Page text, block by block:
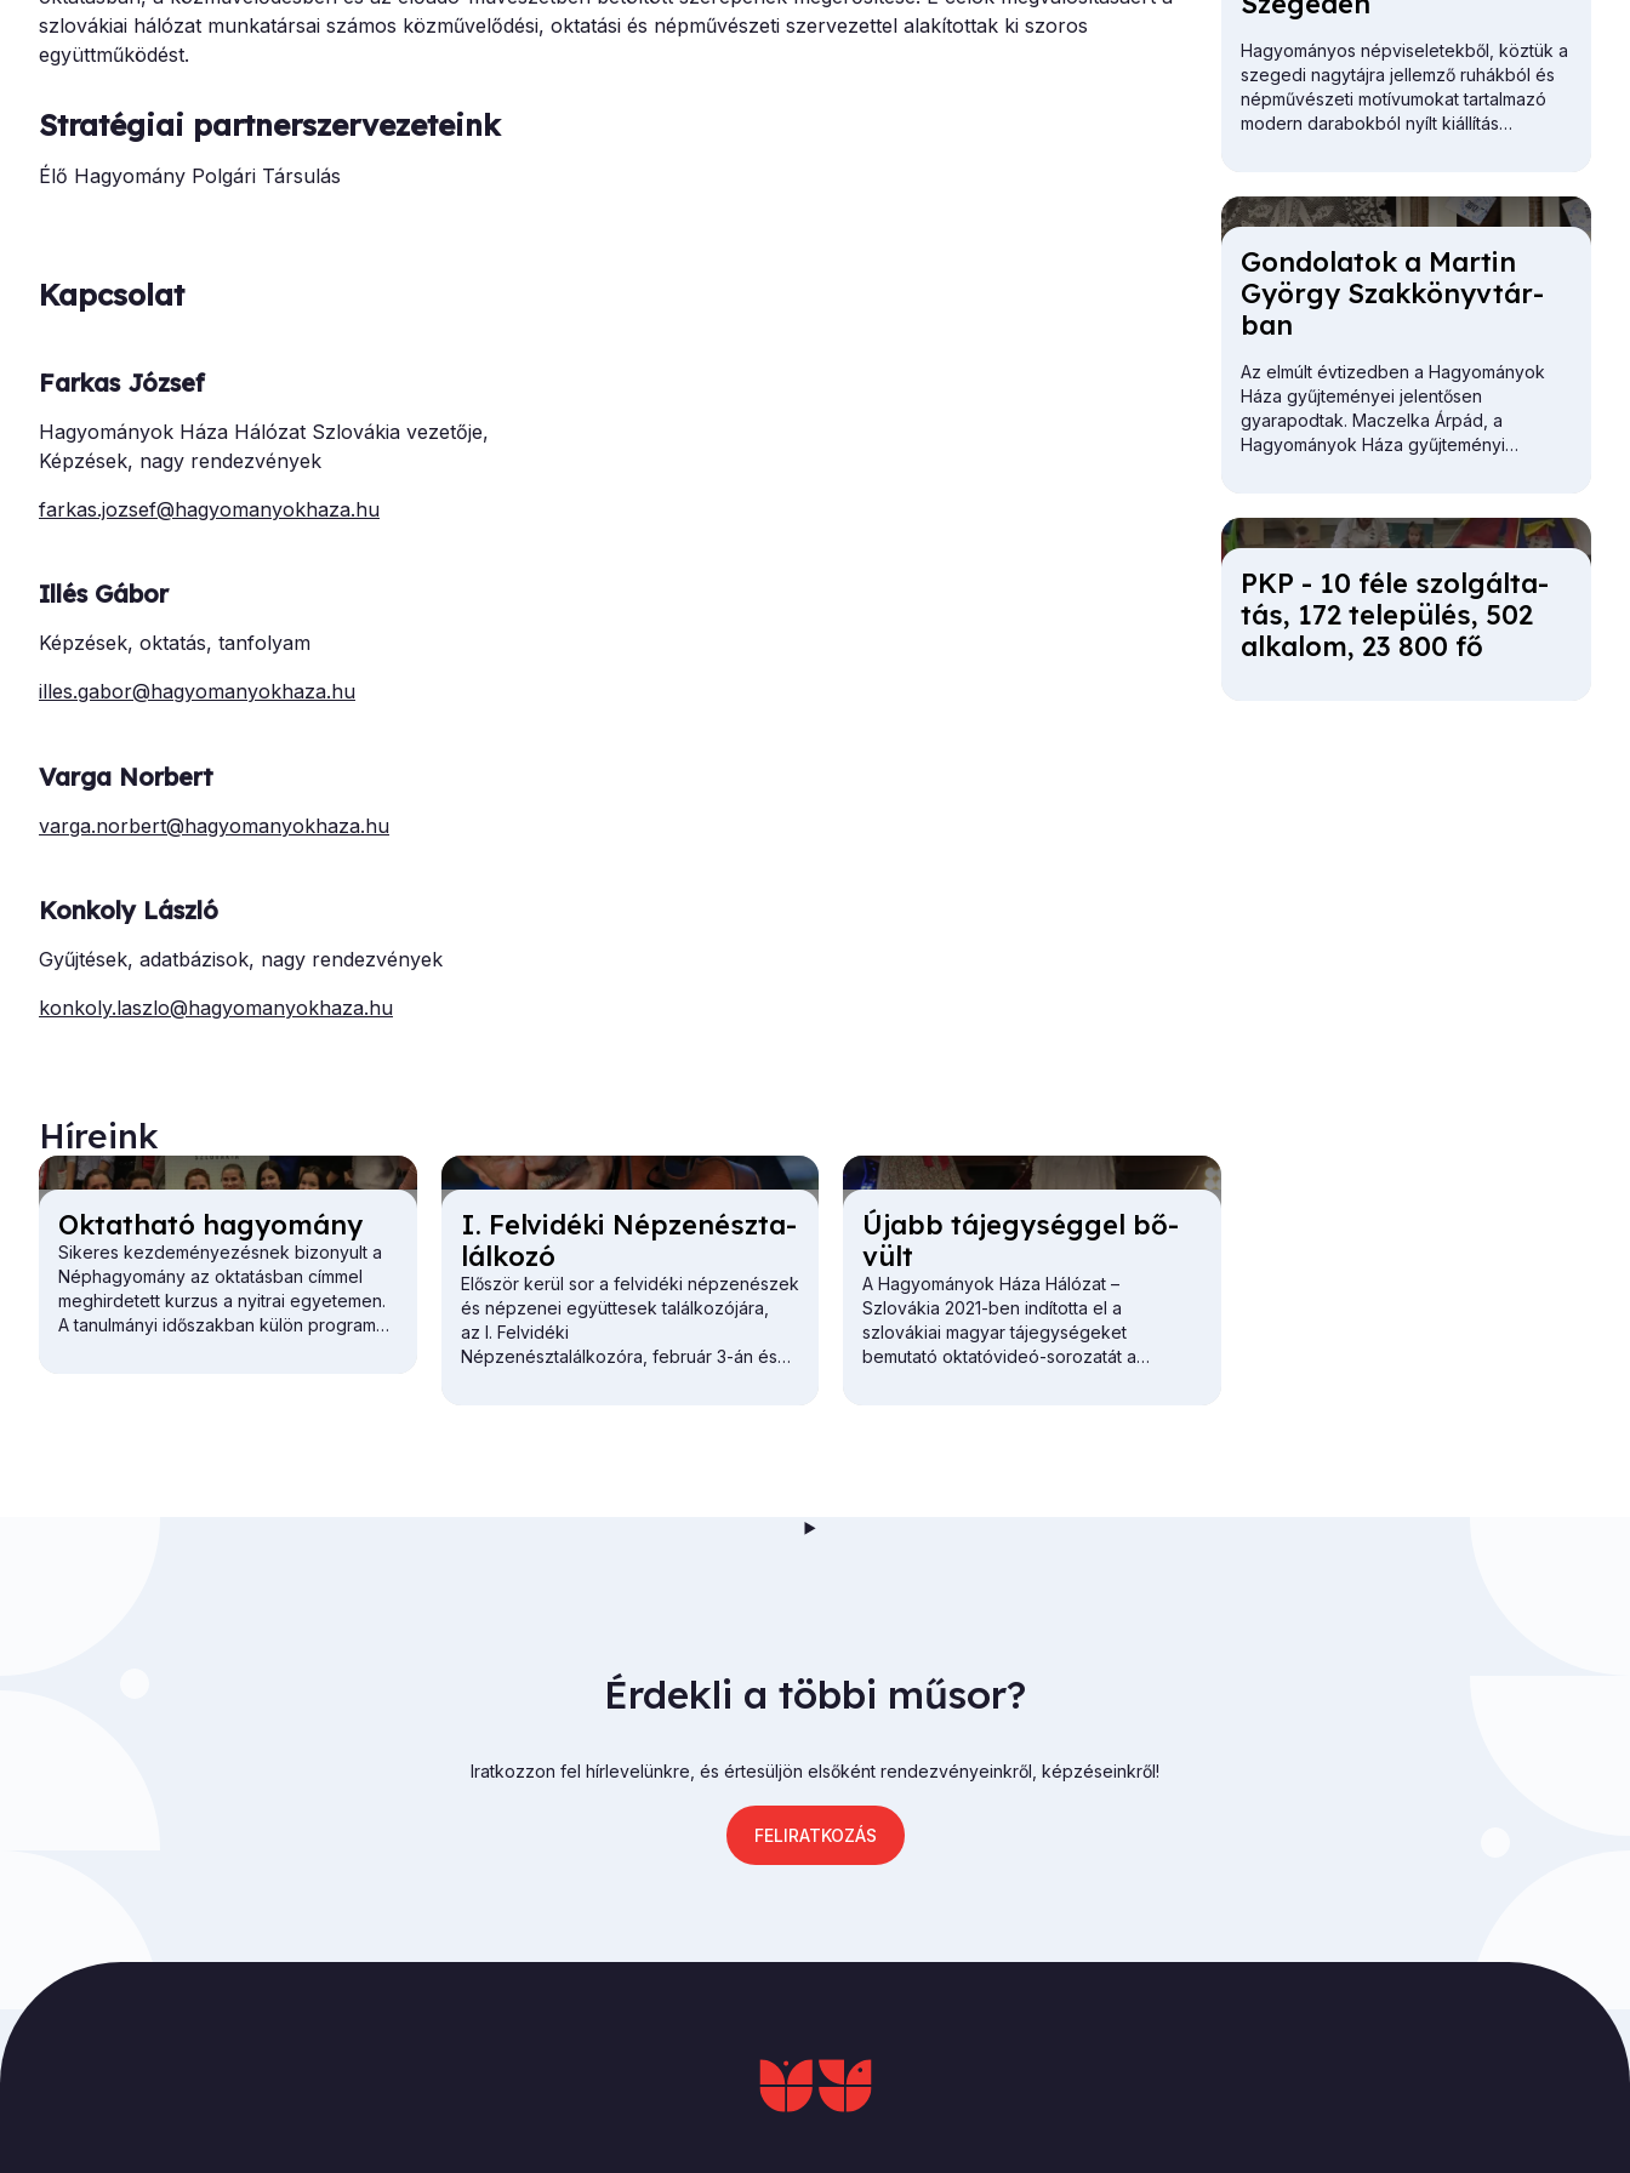
szlovákiai hálózat munkatársai számos közművelődési, oktatási és népművészeti szervezettel alakítottak ki szoros
együttműködést.
Stratégiai partnerszervezeteink
Élő Hagyomány Polgári Társulás
Kapcsolat
Farkas József
Hagyományok Háza Hálózat Szlovákia vezetője,
Képzések, nagy rendezvények
farkas.jozsef@hagyomanyokhaza.hu
Illés Gábor
Képzések, oktatás, tanfolyam
illes.gabor@hagyomanyokhaza.hu
Varga Norbert
varga.norbert@hagyomanyokhaza.hu
Konkoly László
Gyűjtések, adatbázisok, nagy rendezvények
konkoly.laszlo@hagyomanyokhaza.hu
Híreink
Ok­tat­ha­tó ha­gyo­mány
Sikeres kezdeményezésnek bizonyult a
Néphagyomány az oktatásban címmel
meghirdetett kurzus a nyitrai egyetemen.
A tanulmányi időszakban külön programok
I. Fel­vi­dé­ki Nép­ze­nész­ta­
lál­ko­zó
Először kerül sor a felvidéki népzenészek
és népzenei együttesek találkozójára,
az I. Felvidéki
Népzenésztalálkozóra, február 3-án és
Újabb táj­egy­ség­gel bő­
vült
A Hagyományok Háza Hálózat –
Szlovákia 2021-ben indította el a
szlovákiai magyar tájegységeket
bemutató oktatóvideó-sorozatát a
Hagyományos népviseletekből, köztük a
szegedi nagytájra jellemző ruhákból és
népművészeti motívumokat tartalmazó
modern darabokból nyílt kiállítás
Gon­do­la­tok a Mar­tin
György Szak­könyv­tár­
ban
Az elmúlt évtizedben a Hagyományok
Háza gyűjteményei jelentősen
gyarapodtak. Maczelka Árpád, a
Hagyományok Háza gyűjteményi
vázolta.
PKP - 10 fé­le szol­gál­ta­
tás, 172 te­le­pü­lés, 502
al­ka­lom, 23 800 fő
Érdekli a többi műsor?
Iratkozzon fel hírlevelünkre, és értesüljön elsőként rendezvényeinkről, képzéseinkről!
FELIRATKOZÁS